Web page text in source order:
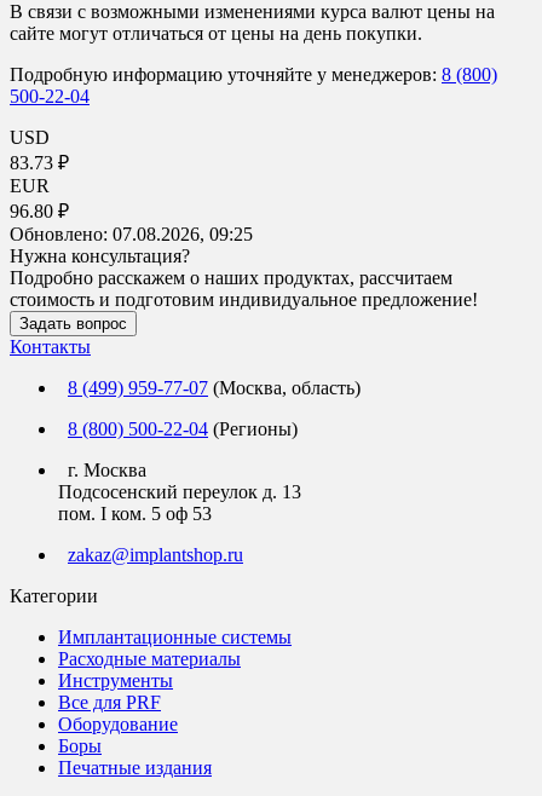
В связи с возможными изменениями курса валют цены на
сайте могут отличаться от цены на день покупки.
Подробную информацию уточняйте у менеджеров: 8 (800)
500-22-04
USD
83.73 ₽
EUR
96.80 ₽
Обновлено: 07.08.2026, 09:25
Нужна консультация?
Подробно расскажем о наших продуктах, рассчитаем
стоимость и подготовим индивидуальное предложение!
Задать вопрос
Контакты
8 (499) 959-77-07 (Москва, область)
8 (800) 500-22-04 (Регионы)
г. Москва
Подсосенский переулок д. 13
пом. I ком. 5 оф 53
zakaz@implantshop.ru
Категории
Имплантационные системы
Расходные материалы
Инструменты
Все для PRF
Оборудование
Боры
Печатные издания